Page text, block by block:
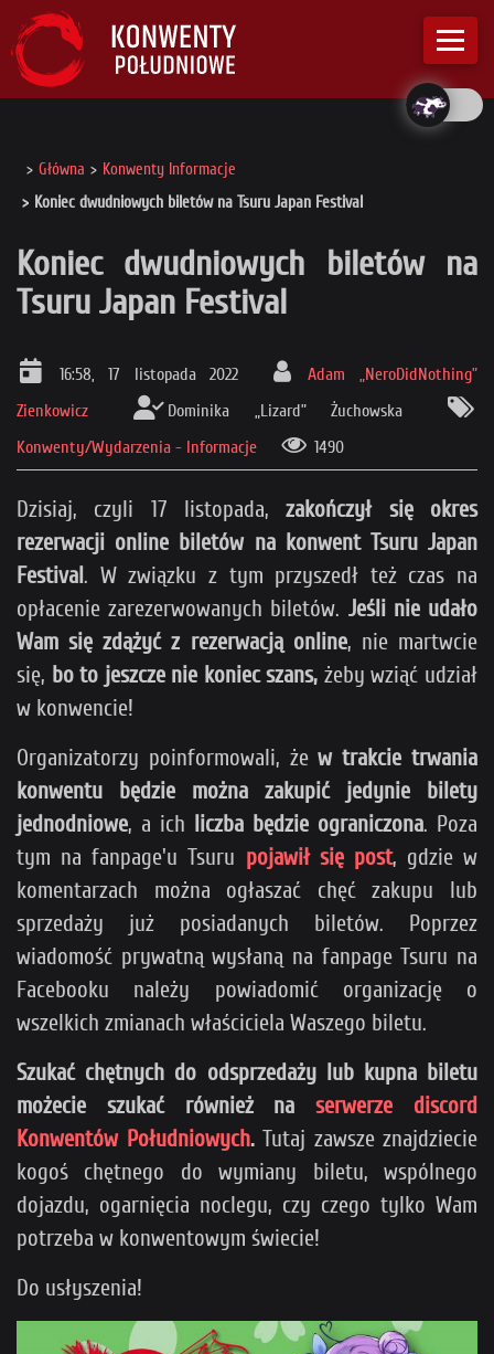
Główna
Konwenty Informacje
Koniec dwudniowych biletów na Tsuru Japan Festival
Koniec dwudniowych biletów na
Tsuru Japan Festival
16:58, 17 listopada 2022
Adam „NeroDidNothing”
Zienkowicz
Dominika „Lizard” Żuchowska
Konwenty/Wydarzenia - Informacje
1490
Dzisiaj, czyli 17 listopada,zakończył się okres
rezerwacji online biletów na konwent Tsuru Japan
Festival. W związku z tym przyszedł też czas na
opłacenie zarezerwowanych biletów. Jeśli nie udało
Wam się zdążyć z rezerwacją online, nie martwcie
się, bo to jeszcze nie koniec szans, żeby wziąć udział
w konwencie!
Organizatorzy poinformowali, żew trakcie trwania
konwentu będzie można zakupić jedynie bilety
jednodniowe, a ich liczba będzie ograniczona. Poza
tym na fanpage'u Tsuru pojawił się post, gdzie w
komentarzach można ogłaszać chęć zakupu lub
sprzedaży już posiadanych biletów. Poprzez
wiadomość prywatną wysłaną na fanpage Tsuru na
Facebooku należy powiadomić organizację o
wszelkich zmianach właściciela Waszego biletu.
Szukać chętnych do odsprzedaży lub kupna biletu
możecie szukać również naserwerze discord
Konwentów Południowych.Tutaj zawsze znajdziecie
kogoś chętnego do wymiany biletu, wspólnego
dojazdu, ogarnięcia noclegu, czy czego tylko Wam
potrzeba w konwentowym świecie!
Do usłyszenia!